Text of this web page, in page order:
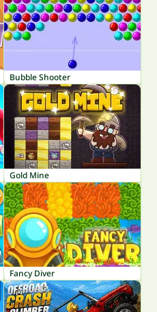
Bubble Shooter
Gold Mine
Fancy Diver